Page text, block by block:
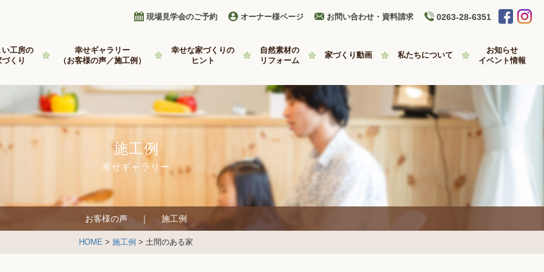
現場見学会のご予約 オーナー様ページ お問い合わせ・資料請求 0263-28-6351
い工房の
づくり
幸せギャラリー
（お客様の声／施工例）
幸せな家づくりの
ヒント
自然素材の
リフォーム
家づくり動画 私たちについて
お知らせ
イベント情報
施工例
幸せギャラリー
お客様の声 施工例
HOME > 施工例 > 土間のある家